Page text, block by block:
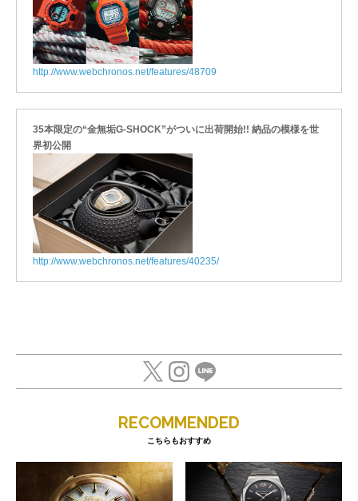
http://www.webchronos.net/features/48709
35本限定の“金無垢G-SHOCK”がついに出荷開始!! 納品の模様を世
界初公開
http://www.webchronos.net/features/40235/
RECOMMENDED
こちらもおすすめ